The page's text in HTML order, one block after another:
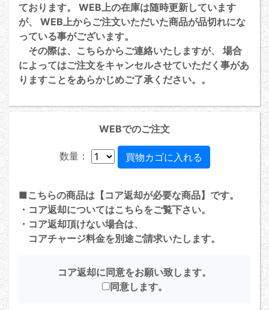
ております。 WEB上の在庫は随時更新しています
が、 WEB上からご注文いただいた商品が品切れにな
っている事がございます。
その際は、こちらからご連絡いたしますが、 場合
によってはご注文をキャンセルさせていただく事があ
りますことをあらかじめご了承ください。。
WEBでのご注文
数量：
■こちらの商品は【コア返却が必要な商品】です。
・コア返却についてはこちらをご覧下さい。
・コア返却頂けない場合は、
コアチャージ料金を別途ご請求いたします。
コア返却に同意をお願い致します。
同意します。